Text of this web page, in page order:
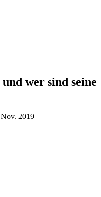
wer sind seine
Nov. 2019